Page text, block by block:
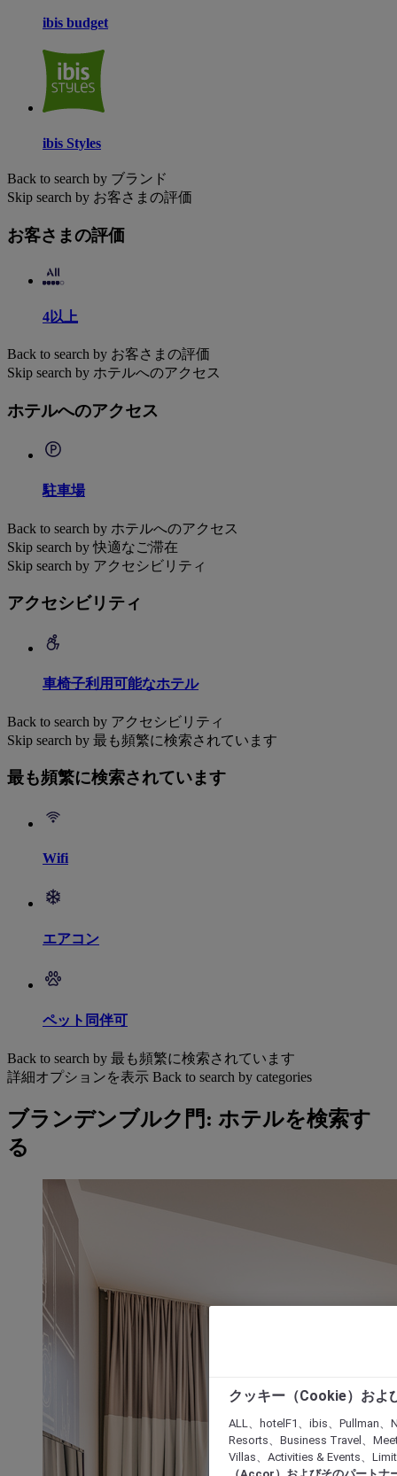
ibis budget
ibis Styles
Back to search by ブランド
Skip search by お客さまの評価
お客さまの評価
4以上
Back to search by お客さまの評価
Skip search by ホテルへのアクセス
ホテルへのアクセス
駐車場
Back to search by ホテルへのアクセス
Skip search by 快適なご滞在
Skip search by アクセシビリティ
アクセシビリティ
車椅子利用可能なホテル
Back to search by アクセシビリティ
Skip search by 最も頻繁に検索されています
最も頻繁に検索されています
Wifi
エアコン
ペット同伴可
Back to search by 最も頻繁に検索されています
詳細オプションを表示 Back to search by categories
ブランデンブルク門: ホテルを検索す
る
クッキー（Cookie）およ
ALL、hotelF1、ibis、Pullman
Resorts、Business Travel、
Villas、Activities & Events、